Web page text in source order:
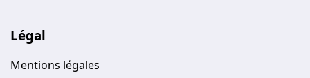
Légal
Mentions légales